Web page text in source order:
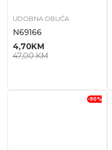
UDOBNA OBUĆA
N69166
4,70KM
47,00KM
-90%